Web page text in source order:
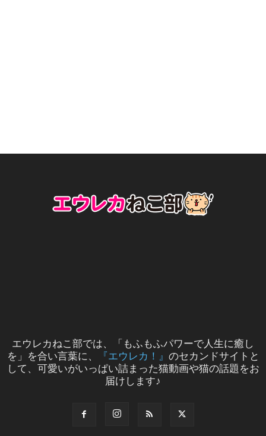
エウレカねこ部では、「もふもふパワーで人生に癒し
を」を合い言葉に、
『エウレカ！』 のセカンドサイトと
して、可愛いがいっぱい詰まった猫動画や猫の話題をお
届けします♪